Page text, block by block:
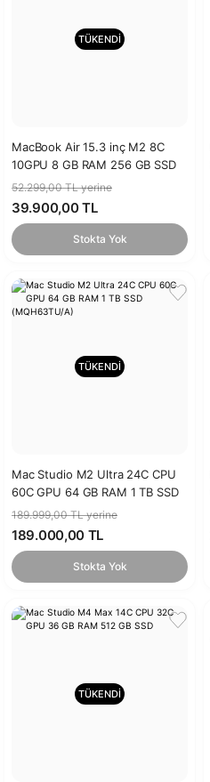
TÜKENDİ
MacBook Air 15.3 inç M2 8C
10GPU 8 GB RAM 256 GB SSD
Uzay Grisi (MQKP3TU/A)
52.299,00 TL yerine
39.900,00 TL
Stokta Yok
TÜKENDİ
Mac Studio M2 Ultra 24C CPU
60C GPU 64 GB RAM 1 TB SSD
(MQH63TU/A)
189.999,00 TL yerine
189.000,00 TL
Stokta Yok
TÜKENDİ